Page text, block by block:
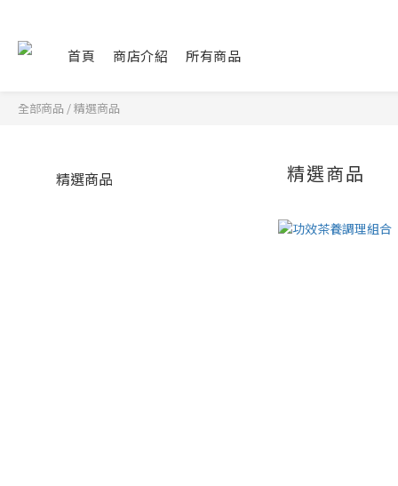
首頁 商店介紹 所有商品
全部商品 /精選商品
精選商品 精選商品